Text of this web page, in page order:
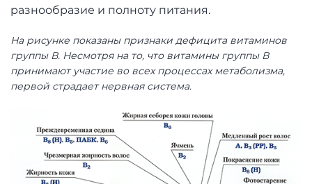
разнообразие и полноту питания.
На рисунке показаны признаки дефицита витаминов
группы В. Несмотря на то, что витамины группы В
принимают участие во всех процессах метаболизма,
первой страдает нервная система.